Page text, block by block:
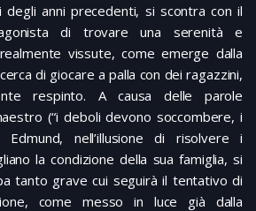
degli anni precedenti, si scontra con il
di trovare una serenità e
vissute, come emerge dalla
di giocare a palla con dei ragazzini,
respinto. A causa delle parole
(“i deboli devono soccombere, i
Edmund, nell’illusione di risolvere i
la condizione della sua famiglia, si
tanto grave cui seguirà il tentativo di
come messo in luce già dalla